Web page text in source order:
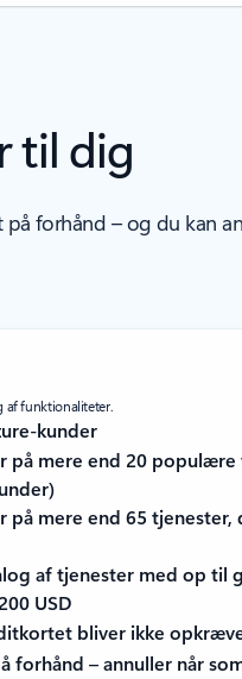
til dig
forhånd – og du kan
af funktionaliteter.
kunder
på mere end 20 populære
mere end 65 tjenester,
af tjenester med op til
USD
bliver ikke
forhånd – annuller når